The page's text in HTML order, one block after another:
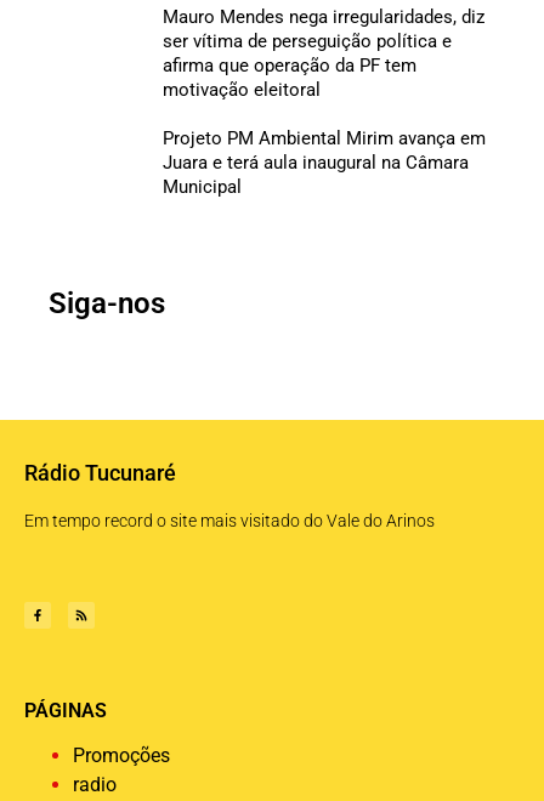
Mauro Mendes nega irregularidades, diz
ser vítima de perseguição política e
afirma que operação da PF tem
motivação eleitoral
Projeto PM Ambiental Mirim avança em
Juara e terá aula inaugural na Câmara
Municipal
Siga-nos
Rádio Tucunaré
Em tempo record o site mais visitado do Vale do Arinos
PÁGINAS
Promoções
radio